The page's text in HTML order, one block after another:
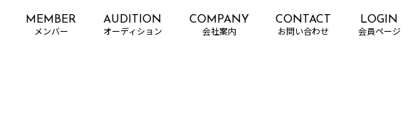
MEMBER AUDITION COMPANY CONTACT LOGIN